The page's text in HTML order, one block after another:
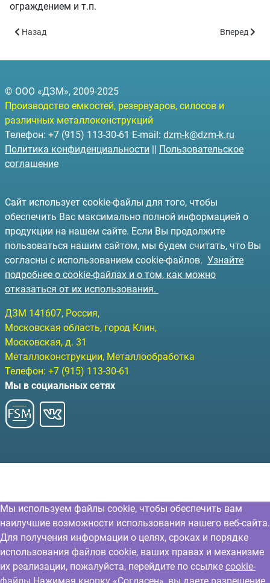
ограждением и т.п.
Предыдущий: РГСН-3 - объём 3 куб.м.
Назад Следующий:
Вперед
© ООО «ДЗМ», 2009-2025
Производство емкостей, резервуаров, силосов и
различных металлоконструкций
Телефон: +7 (915) 113-30-61 E-mail: dzm-k@dzm-k.ru
Политика конфиденциальности || Пользовательское
соглашение
Сайт использует cookie-файлы для того, чтобы
обеспечить Вас максимально полной информацией о
продукции на нашем сайте. Если Вы продолжите
пользоваться нашим сайтом, мы будем считать, что Вы
согласны с использованием cookie-файлов. Узнайте
подробнее о cookie-файлах и о том, как можно
отказаться от их использования.
ДЗМ 141607, Россия,
Московская область, город Клин,
Московская, д. 31
Металлоконструкции, Металлообработка
Телефон: +7 (915) 113-30-61
Мы в социальных сетях
Мы используем файлы cookie, чтобы обеспечить вам
наилучшие возможности использования нашего веб-сайта.
Для получения информации о целях, сроках и порядке
использования файлов cookie, ваших правах и механизме
их реализации, пожалуйста, перейдите по ссылке cookie-